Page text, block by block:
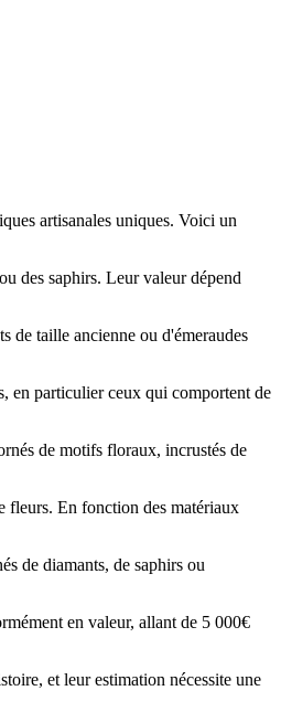
artisanales uniques. Voici un
des saphirs. Leur valeur dépend
de taille ancienne ou d'émeraudes
en particulier ceux qui comportent de
de motifs floraux, incrustés de
fleurs. En fonction des matériaux
de diamants, de saphirs ou
en valeur, allant de 5 000€
et leur estimation nécessite une